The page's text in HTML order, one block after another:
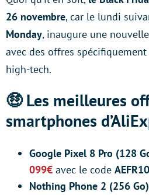
26 novembre, car le lundi
Monday, inaugure une
avec des offres
high-tech.
🤑 Les meilleures
smartphones
Google Pixel 8 Pro (128
099€ avec le code
Nothing Phone 2 (256 Go)